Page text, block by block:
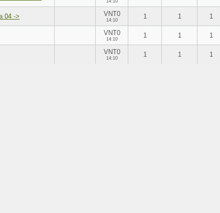
14:10
04 -> VNT0
14:10 1 1 1
VNT0
14:10 1 1 1
VNT0
14:10 1 1 1